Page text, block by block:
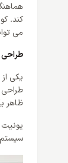
می تواند
طراحی
طراحی
ظاهر
سیستم